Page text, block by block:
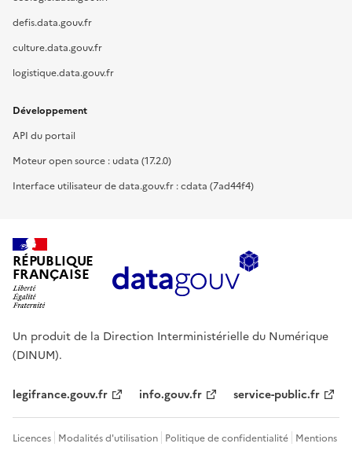
defis.data.gouv.fr
culture.data.gouv.fr
logistique.data.gouv.fr
Développement
API du portail
Moteur open source : udata (17.2.0)
Interface utilisateur de data.gouv.fr : cdata (7ad44f4)
RÉPUBLIQUE
FRANÇAISE
Un produit de la Direction Interministérielle du Numérique
(DINUM).
legifrance.gouv.fr info.gouv.fr service-public.fr
Licences Modalités d'utilisation Politique de confidentialité Mentions